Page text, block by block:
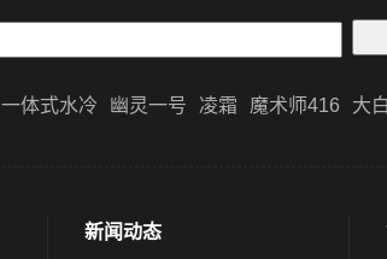
一体式水冷 幽灵一号 凌霜 魔术师416 大
新闻动态